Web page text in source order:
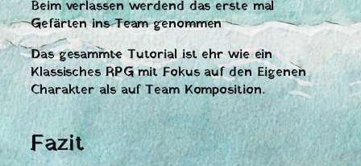
Beim verlassen werdend das erste mal
Gefärten ins Team genommen
Das gesammte Tutorial ist ehr wie ein
Klassisches RPG mit Fokus auf den Eigenen
Charakter als auf Team Komposition.
Fazit